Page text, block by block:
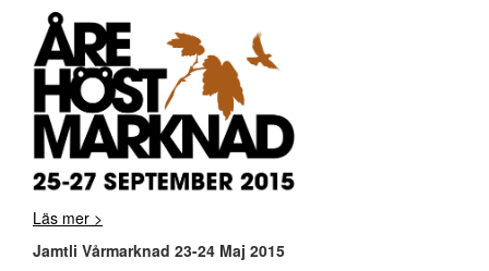
Läs mer >
Jamtli Vårmarknad 23-24 Maj 2015